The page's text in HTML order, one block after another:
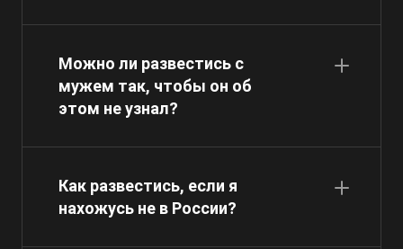
Можно ли развестись с
мужем так, чтобы он об
этом не узнал?
Как развестись, если я
нахожусь не в России?